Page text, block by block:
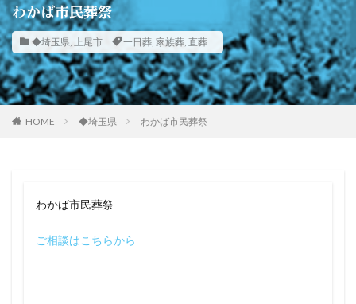
わかば市民葬祭
◆埼玉県, 上尾市 一日葬, 家族葬, 直葬
HOME ◆埼玉県 わかば市民葬祭
わかば市民葬祭
ご相談はこちらから